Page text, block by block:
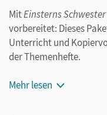
MitEinsterns Schwester
vorbereitet: Dieses
Unterricht und
der Themenhefte.
In den
Mehr lesen